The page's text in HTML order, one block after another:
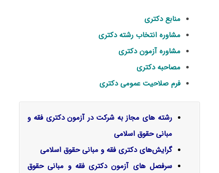
منابع دکتری
مشاوره انتخاب رشته دکتری
مشاوره آزمون دکتری
مصاحبه دکتری
فرم صلاحیت عمومی دکتری
رشته های مجاز به شرکت در آزمون دکتری فقه و
مبانی حقوق اسلامی
گرایش‌های دکتری ﻓﻘﻪ و ﻣﺒﺎنی ﺣﻘﻮق اﺳﻼمی
سرفصل‌ های آزمون دکتری فقه و مبانی حقوق